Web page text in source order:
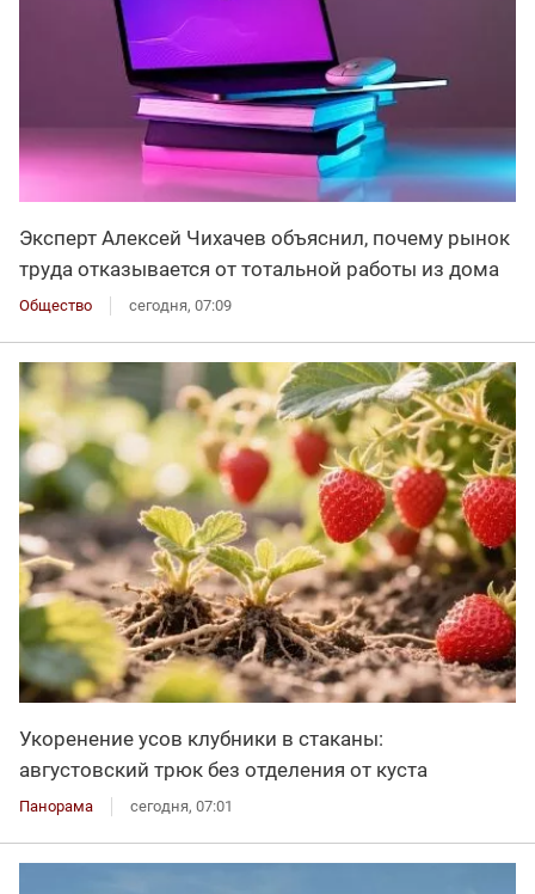
Эксперт Алексей Чихачев объяснил, почему рынок
труда отказывается от тотальной работы из дома
Общество сегодня, 07:09
Укоренение усов клубники в стаканы:
августовский трюк без отделения от куста
Панорама сегодня, 07:01